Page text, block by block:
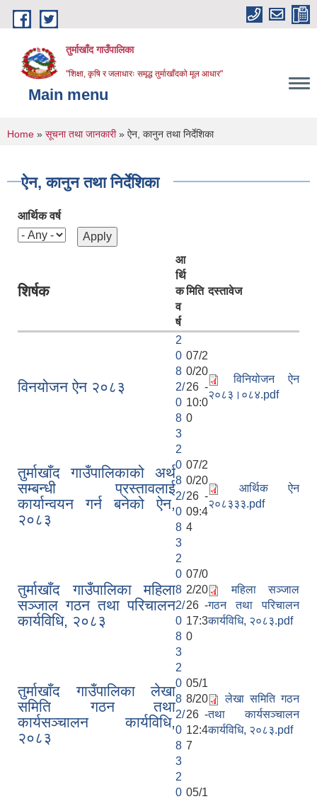
Skip to main content
तुर्माखाँद गाउँपालिका
"शिक्षा, कृषि र जलाधारः समृद्ध तुर्माखाँदको मूल आधार"
Main menu
You are here
Home » सूचना तथा जानकारी» ऐन, कानुन तथा निर्देशिका
ऐन, कानुन तथा निर्देशिका
आर्थिक वर्ष
शिर्षक
आ
र्थि
क
व
र्ष
मिति दस्तावेज
विनयोजन ऐन २०८३
2
0
8
2/
0
8
3
07/2
0/20
26 -
10:0
0
विनियोजन ऐन
२०८३।०८४.pdf
तुर्माखाँद गाउँपालिकाको अर्थ
सम्बन्धी प्रस्तावलाई
कार्यान्वयन गर्न बनेको ऐन,
२०८३
2
0
8
2/
0
8
3
07/2
0/20
26 -
09:4
4
आर्थिक ऐन
२०८३३३.pdf
तुर्माखाँद गाउँपालिका महिला
सञ्जाल गठन तथा परिचालन
कार्यविधि, २०८३
2
0
8
2/
0
8
3
07/0
2/20
26 -
17:3
0
महिला सञ्जाल
गठन तथा परिचालन
कार्यविधि, २०८३.pdf
तुर्माखाँद गाउँपालिका लेखा
समिति गठन तथा
कार्यसञ्चालन कार्यविधि,
२०८३
2
0
8
2/
0
8
3
05/1
8/20
26 -
12:4
7
लेखा समिति गठन
तथा कार्यसञ्चालन
कार्यविधि, २०८३.pdf
2
0 05/1